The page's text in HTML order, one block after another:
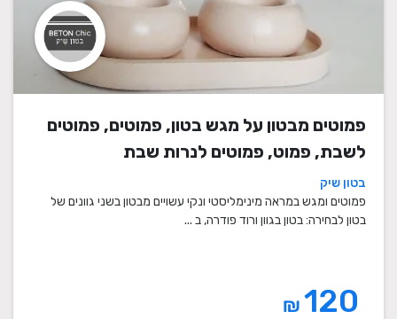
פמוטים מבטון על מגש בטון, פמוטים, פמוטים
לשבת, פמוט, פמוטים לנרות שבת
בטון שיק
פמוטים ומגש במראה מינימליסטי ונקי עשויים מבטון בשני גוונים של
בטון לבחירה: בטון בגוון ורוד פודרה, ב ...
₪